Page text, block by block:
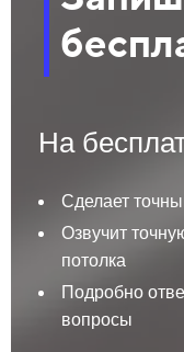
На
Сделает
Озвучит
потолка
Подробно
вопросы